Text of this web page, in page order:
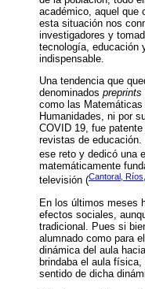
académico, aquel que
esta situación nos
investigadores y
tecnología, educación
indispensable.
Una tendencia que
denominados preprints
como las
Humanidades, ni por
COVID 19, fue
revistas de
ese reto y dedicó una
matemáticamente
televisión (Cantoral,
En los últimos meses
efectos sociales,
tradicional. Pues si
alumnado como para
dinámica del aula
brindaba el aula
sentido de dicha